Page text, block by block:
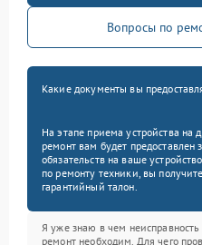
Вопросы по
Какие документы вы
На этапе приема устройства на
ремонт вам будет предоставлен
обязательств на ваше
по ремонту техники, вы
гарантийный талон.
Я уже знаю в чем
ремонт необходим. Для чего